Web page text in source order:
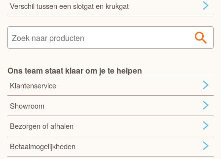
Verschil tussen een slotgat en krukgat
Ons team staat klaar om je te helpen
Klantenservice
Showroom
Bezorgen of afhalen
Betaalmogelijkheden